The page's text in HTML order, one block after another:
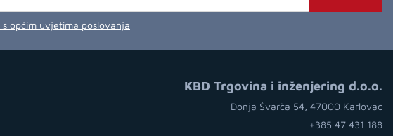
s općim uvjetima poslovanja
KBD Trgovina i inženjering d.o.o.
Donja Švarča 54, 47000 Karlovac
+385 47 431 188